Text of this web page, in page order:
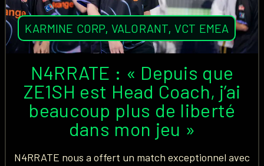
KARMINE CORP, VALORANT, VCT EMEA
N4RRATE : « Depuis que
ZE1SH est Head Coach, j’ai
beaucoup plus de liberté
dans mon jeu »
N4RRATE nous a offert un match exceptionnel avec